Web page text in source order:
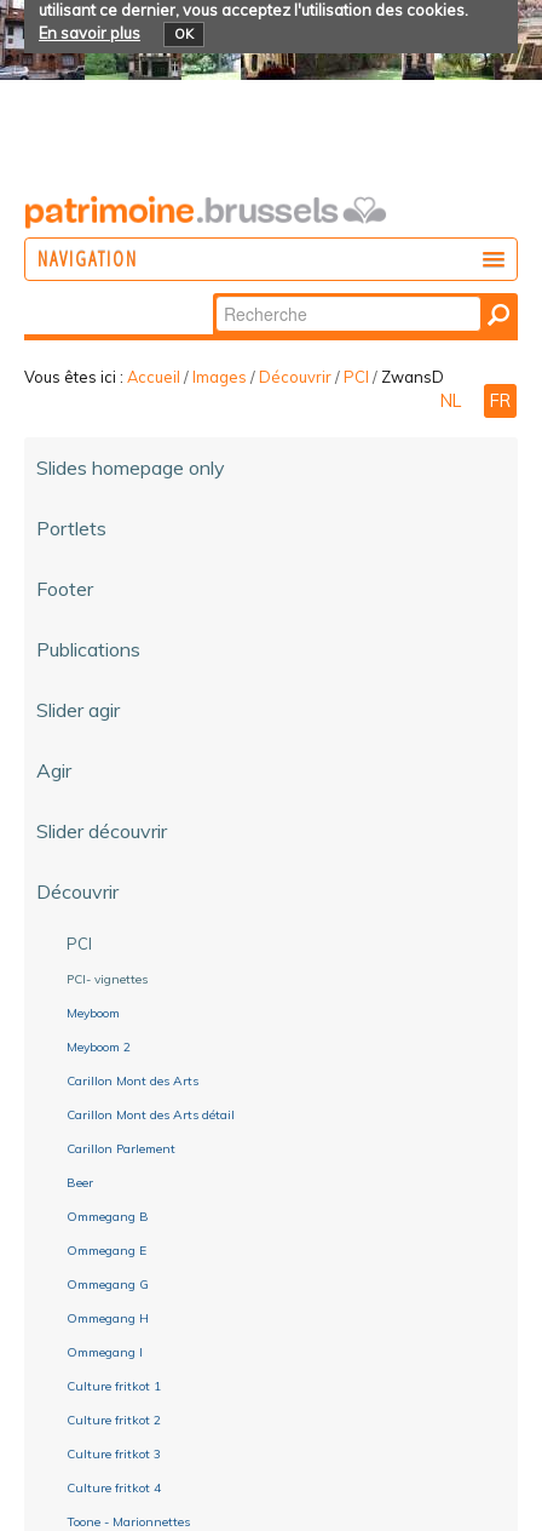
utilisant ce dernier, vous acceptez l'utilisation des cookies.
En savoir plus
OK
NAVIGATION
Chercher par
Recherche
avancée…
Vous êtes ici : Accueil /Images /Découvrir/PCI / ZwansD
NL FR
Slides homepage only
Portlets
Footer
Publications
Slider agir
Agir
Slider découvrir
Découvrir
PCI
PCI- vignettes
Meyboom
Meyboom 2
Carillon Mont des Arts
Carillon Mont des Arts détail
Carillon Parlement
Beer
Ommegang B
Ommegang E
Ommegang G
Ommegang H
Ommegang I
Culture fritkot 1
Culture fritkot 2
Culture fritkot 3
Culture fritkot 4
Toone - Marionnettes